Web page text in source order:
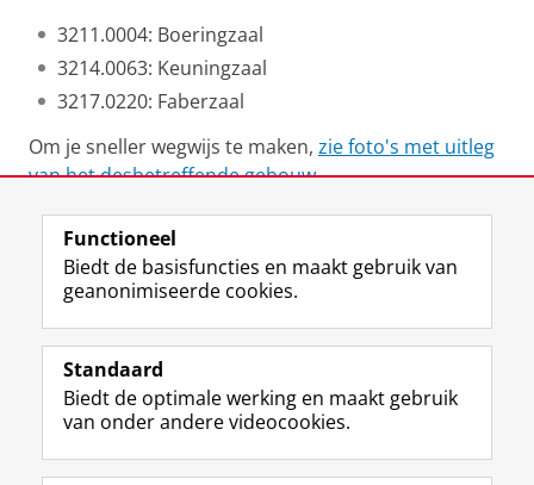
3211.0004: Boeringzaal
3214.0063: Keuningzaal
3217.0220: Faberzaal
Om je sneller wegwijs te maken, zie foto's met uitleg
van het desbetreffende gebouw.
View this page in:English
Volg de RUG
F
a
e
b
o
L
i
k
e
I
R
S
-
f
e
I
n
t
r
Y
o
T
e
Studiekiezers
Functioneel
Biedt de basisfuncties en maakt gebruik van
geanonimiseerde cookies.
Standaard
Biedt de optimale werking en maakt gebruik
van onder andere videocookies.